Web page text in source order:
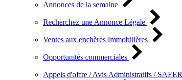
Annonces de la semaine
Recherchez une Annonce Légale
Ventes aux enchères Immobilières
Opportunités commerciales
Appels d'offre / Avis Administratifs / SAFER